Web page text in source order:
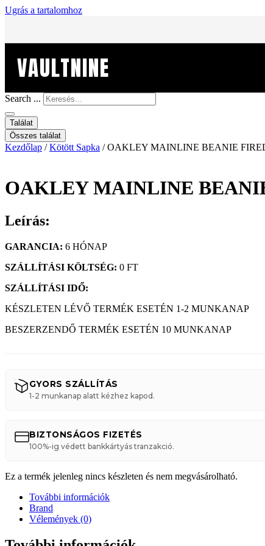
Ugrás a tartalomhoz
VAULTNINE
Search ...
Találat
Összes találat
Kezdőlap /Kötött Sapka / OAKLEY MAINLINE BEANIE
OAKLEY MAINLINE
Leírás:
GARANCIA: 6 HÓNAP
SZÁLLÍTÁSI KÖLTSÉG: 0 FT
SZÁLLÍTÁSI IDŐ:
KÉSZLETEN LÉVŐ TERMÉK ESETÉN 1-2 MUNKANAP
BESZERZENDŐ TERMÉK ESETÉN 10 MUNKANAP
GYORS SZÁLLÍTÁS
1-2 munkanap alatt kézhez kapod.
BIZTONSÁGOS FIZETÉS
100%-ig védett bankkártyás tranzakció.
Ez a termék jelenleg nincs készleten és nem megvásárolható.
További információk
Brand
Vélemények (0)